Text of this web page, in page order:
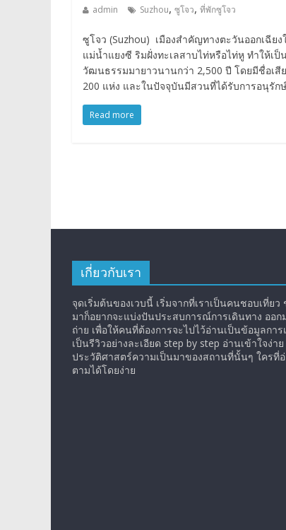
admin Suzhou, ซูโจว, ที่พักซูโจว
ซูโจว (Suzhou) เมืองสำคัญทางตะวันออกเฉี
แม่น้ำแยงซี ริมฝั่งทะเลสาบไท่หรือไท่หู ทำให้
วัฒนธรรมมายาวนานกว่า 2,500 ปี โดยมีชื่อเ
200 แห่ง และในปัจจุบันมีสวนที่ได้รับการอนุรัก
Read more
เกี่ยวกับเรา
จุดเริ่มต้นของเวบนี้ เริ่มจากที่เราเป็นคนชอบเที่ยว
มาก็อยากจะแบ่งปันประสบการณ์การเดินทาง ออก
ถ่าย เพื่อให้คนที่ต้องการจะไปไว้อ่านเป็นข้อมูลการ
เป็นรีวิวอย่างละเอียด step by step อ่านเข้าใจง่า
ประวัติศาสตร์ความเป็นมาของสถานที่นั้นๆ ใครที่
ตามได้โดยง่าย